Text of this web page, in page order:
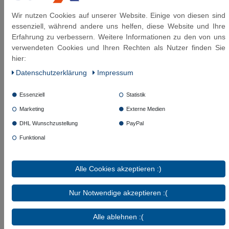
SFX® Waschmaschinenschlauch
Edelstahl Panzerschlauch
ab 20,09 € *
SFX® Panzerschlauch DN8 1/2"ÜM x
3/4"ÜM mit 90° Bogen Edelstahl
Flexschlauch
Wir nutzen Cookies auf unserer Website. Einige von diesen sind
essenziell, während andere uns helfen, diese Website und Ihre
Erfahrung zu verbessern. Weitere Informationen zu den von uns
verwendeten Cookies und Ihren Rechten als Nutzer finden Sie
hier:
Daten­schutz­erklärung
Impressum
Essenziell Statistik
Marketing Externe Medien
DHL Wunschzustellung PayPal
Funktional
Alle Cookies akzeptieren :)
Nur Notwendige akzeptieren :(
Alle ablehnen :(